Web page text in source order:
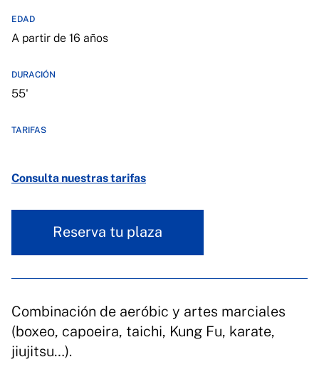
EDAD
A partir de 16 años
DURACIÓN
55'
TARIFAS
Consulta nuestras tarifas
Reserva tu plaza
Combinación de aeróbic y artes marciales
(boxeo, capoeira, taichi, Kung Fu, karate,
jiujitsu…).